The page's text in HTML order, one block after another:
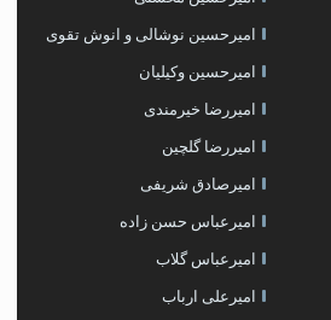
امیرحسین نوشالی و انوش تقوی
امیرحسین وکیلیان
امیررضا خیرمندی
امیررضا گلچین
امیرصادق شریفی
امیرعباس حسن زاده
امیرعباس گلاب
امیرعلی ارباب